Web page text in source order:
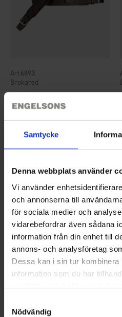
Samtycke
Denna webbplats använder
Vi använder
och annonserna till
för sociala medier och
vidarebefordrar även sådana
information från din enhet till
annons- och analysföretag
Dessa kan i sin tur kombinera
information som du har
samlat in när du har använt
Nödvändig
Gewehrriemen Leder
Brokared
6893
24,95 €
Einschießhilfe
Brokared
2388
49 €